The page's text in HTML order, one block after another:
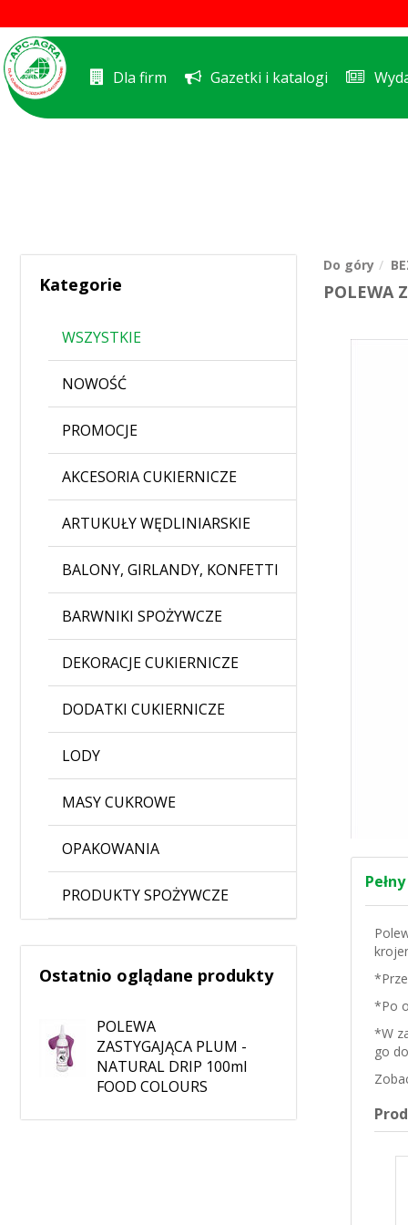
Dla firm Gazetki i katalogi
Kategorie
WSZYSTKIE
NOWOŚĆ
PROMOCJE
AKCESORIA CUKIERNICZE
ARTUKUŁY WĘDLINIARSKIE
BALONY, GIRLANDY, KONFETTI
BARWNIKI SPOŻYWCZE
DEKORACJE CUKIERNICZE
DODATKI CUKIERNICZE
LODY
MASY CUKROWE
OPAKOWANIA
PRODUKTY SPOŻYWCZE
Ostatnio oglądane produkty
POLEWA
ZASTYGAJĄCA PLUM -
NATURAL DRIP 100ml
FOOD COLOURS
Do góry
POLEWA
*Po
*W
go